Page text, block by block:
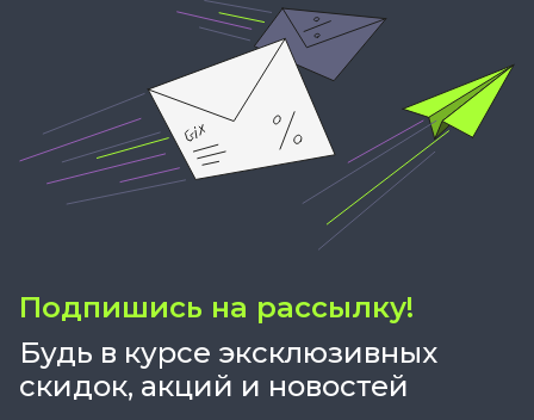
Подпишись на рассылку!
Будь в курсе эксклюзивных
скидок, акций и новостей